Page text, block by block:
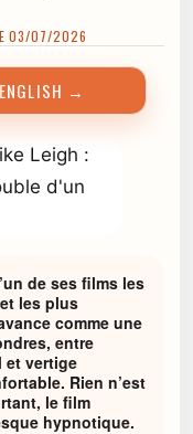
03/07/2026
→
de ses films les
les plus
comme une
entre
et vertige
Rien n’est
le film
hypnotique.